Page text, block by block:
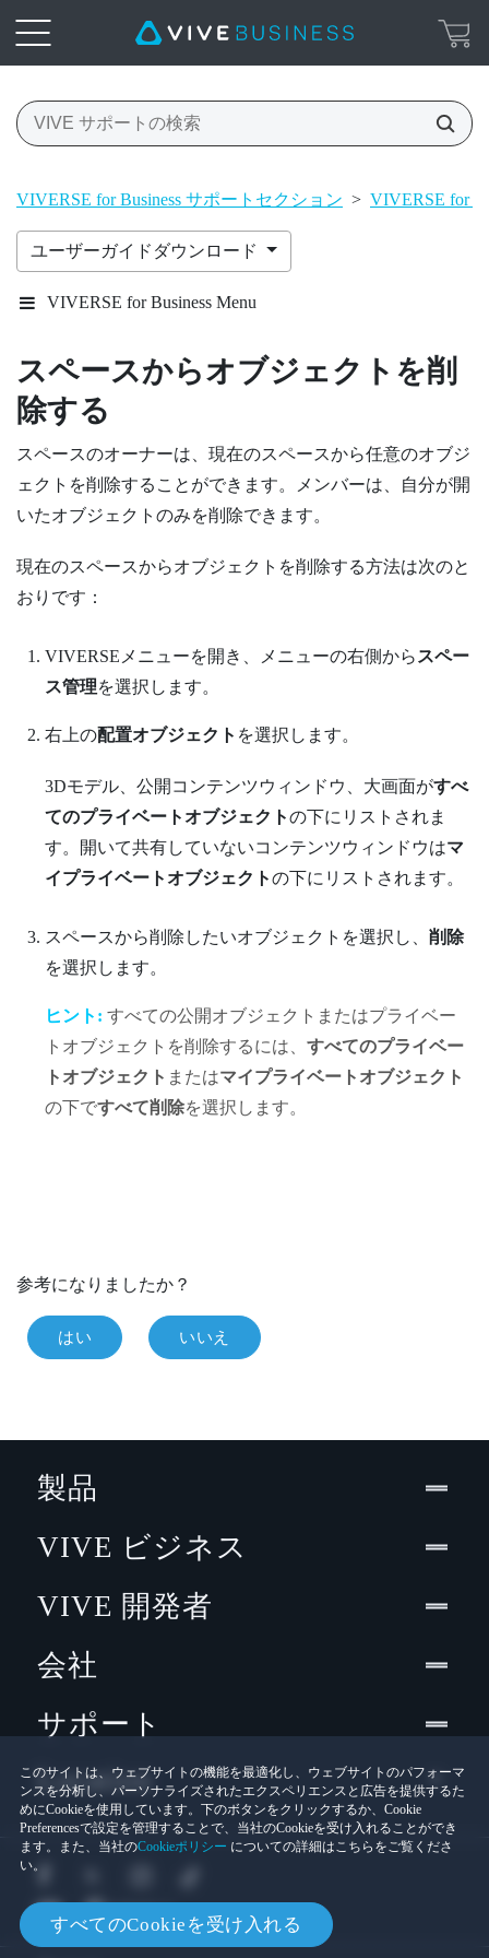
VIVERSE for Business サポートセクション > VIVERSE for
ユーザーガイドダウンロード
VIVERSE for Business Menu
スペースからオブジェクトを削
除する
スペースのオーナーは、現在のスペースから任意のオブジ
ェクトを削除することができます。メンバーは、自分が開
いたオブジェクトのみを削除できます。
現在のスペースからオブジェクトを削除する方法は次のと
おりです：
VIVERSEメニューを開き、メニューの右側から スペー
ス管理を選択します。
右上の配置オブジェクト を選択します。
3Dモデル、公開コンテンツウィンドウ、 大画面がすべ
てのプライベートオブジェクトの下にリストされま
す。開いて共有していないコンテンツウィンドウはマ
イプライベートオブジェクトの下にリストされます。
スペースから削除したいオブジェクトを選択し、 削除
を選択します。
ヒント: すべての公開オブジェクトまたはプライベー
トオブジェクトを削除するには、 すべてのプライベー
トオブジェクト またはマイプライベートオブジェクト
の下ですべて削除を選択します。
参考になりましたか？
はい いいえ
このサイトは、ウェブサイトの機能を最適化し、ウェブサイトのパフォーマ
ンスを分析し、パーソナライズされたエクスペリエンスと広告を提供するた
めにCookieを使用しています。下のボタンをクリックするか、Cookie
Preferencesで設定を管理することで、当社のCookieを受け入れることができ
ます。また、当社のCookieポリシー についての詳細はこちらをご覧くださ
い。
すべてのCookieを受け入れる
製品
VIVE ビジネス
VIVE 開発者
会社
サポート
Location